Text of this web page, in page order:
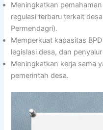
Meningkatkan
regulasi terbaru terkait
Permendagri).
Memperkuat kapasitas
legislasi desa, dan
Meningkatkan kerja sama
pemerintah desa.